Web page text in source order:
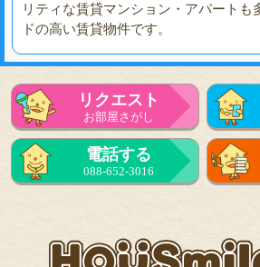
リティな賃貸マンション・アパートも
ドの高い賃貸物件です。
リクエスト
お部屋さがし
電話する
088-652-3016